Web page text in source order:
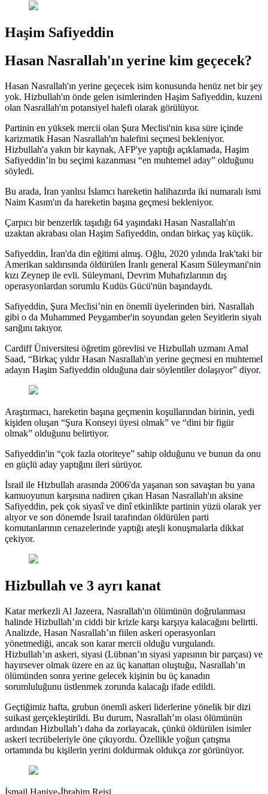
Haşim Safiyeddin
Hasan Nasrallah'ın yerine kim geçecek?
Hasan Nasrallah'ın yerine geçecek isim konusunda henüz net bir şey
yok. Hizbullah'ın önde gelen isimlerinden Haşim Safiyeddin, kuzeni
olan Nasrallah'ın potansiyel halefi olarak görülüyor.
Partinin en yüksek mercii olan Şura Meclisi'nin kısa süre içinde
karizmatik Hasan Nasrallah'ın halefini seçmesi bekleniyor.
Hizbullah'a yakın bir kaynak, AFP'ye yaptığı açıklamada, Haşim
Safiyeddin’in bu seçimi kazanması “en muhtemel aday” olduğunu
söyledi.
Bu arada, İran yanlısı İslamcı hareketin halihazırda iki numaralı ismi
Naim Kasım'ın da hareketin başına geçmesi bekleniyor.
Çarpıcı bir benzerlik taşıdığı 64 yaşındaki Hasan Nasrallah'ın
uzaktan akrabası olan Haşim Safiyeddin, ondan birkaç yaş küçük.
Safiyeddin, İran'da din eğitimi almış. Oğlu, 2020 yılında Irak'taki bir
Amerikan saldırısında öldürülen İranlı general Kasım Süleymani'nin
kızı Zeynep ile evli. Süleymani, Devrim Muhafızlarının dış
operasyonlardan sorumlu Kudüs Gücü'nün başındaydı.
Safiyeddin, Şura Meclisi’nin en önemli üyelerinden biri. Nasrallah
gibi o da Muhammed Peygamber'in soyundan gelen Seyitlerin siyah
sarığını takıyor.
Cardiff Üniversitesi öğretim görevlisi ve Hizbullah uzmanı Amal
Saad, “Birkaç yıldır Hasan Nasrallah'ın yerine geçmesi en muhtemel
adayın Haşim Safiyeddin olduğuna dair söylentiler dolaşıyor” diyor.
Araştırmacı, hareketin başına geçmenin koşullarından birinin, yedi
kişiden oluşan “Şura Konseyi üyesi olmak” ve “dini bir figür
olmak” olduğunu belirtiyor.
Safiyeddin'in “çok fazla otoriteye” sahip olduğunu ve bunun da onu
en güçlü aday yaptığını ileri sürüyor.
İsrail ile Hizbullah arasında 2006'da yaşanan son savaştan bu yana
kamuoyunun karşısına nadiren çıkan Hasan Nasrallah'ın aksine
Safiyeddin, pek çok siyasî ve dinî etkinlikte partinin yüzü olarak yer
alıyor ve son dönemde İsrail tarafından öldürülen parti
komutanlarının cenazelerinde yaptığı ateşli konuşmalarla dikkat
çekiyor.
Hizbullah ve 3 ayrı kanat
Katar merkezli Al Jazeera, Nasrallah'ın ölümünün doğrulanması
halinde Hizbullah’ın ciddi bir krizle karşı karşıya kalacağını belirtti.
Analizde, Hasan Nasrallah’ın fiilen askeri operasyonları
yönetmediği, ancak son karar mercii olduğu vurgulandı.
Hizbullah’ın askeri, siyasi (Lübnan’ın siyasi yapısının bir parçası) ve
hayırsever olmak üzere en az üç kanattan oluştuğu, Nasrallah’ın
ölümünden sonra yerine gelecek kişinin bu üç kanadın
sorumluluğunu üstlenmek zorunda kalacağı ifade edildi.
Geçtiğimiz hafta, grubun önemli askeri liderlerine yönelik bir dizi
suikast gerçekleştirildi. Bu durum, Nasrallah’ın olası ölümünün
ardından Hizbullah’ı daha da zorlayacak, çünkü öldürülen isimler
askeri tecrübeleriyle öne çıkıyordu. Özellikle yoğun çatışma
ortamında bu kişilerin yerini doldurmak oldukça zor görünüyor.
İsmail Haniye-İbrahim Reisi